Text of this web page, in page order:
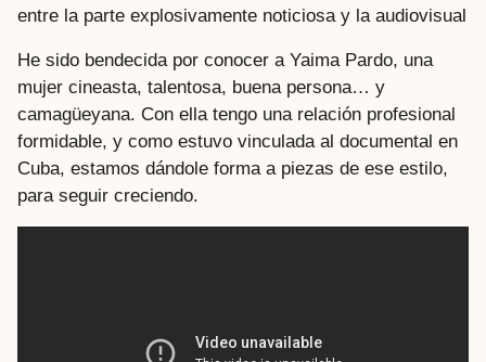
entre la parte explosivamente noticiosa y la audiovisual
He sido bendecida por conocer a Yaima Pardo, una
mujer cineasta, talentosa, buena persona… y
camagüeyana. Con ella tengo una relación profesional
formidable, y como estuvo vinculada al documental en
Cuba, estamos dándole forma a piezas de ese estilo,
para seguir creciendo.